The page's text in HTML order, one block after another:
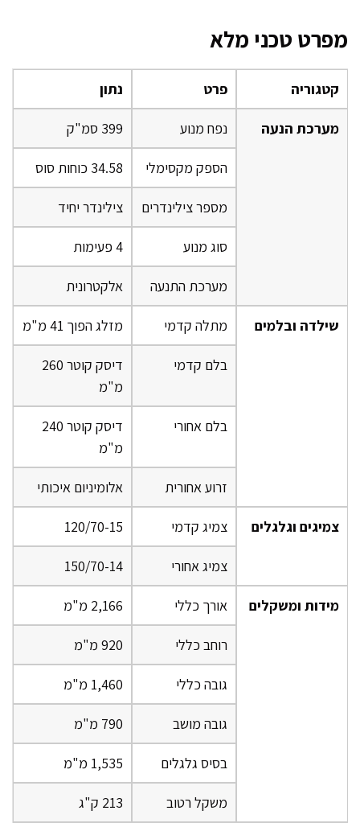
מפרט טכני מלא
קטגוריה פרט נתון
מערכת הנעה נפח מנוע 399 סמ"ק
הספק מקסימלי 34.58 כוחות סוס
מספר צילינדרים צילינדר יחיד
סוג מנוע 4 פעימות
מערכת התנעה אלקטרונית
שילדה ובלמים מתלה קדמי מזלג הפוך 41 מ"מ
בלם קדמי
דיסק קוטר 260
מ"מ
בלם אחורי
דיסק קוטר 240
מ"מ
זרוע אחורית אלומיניום איכותי
צמיגים וגלגלים צמיג קדמי 120/70-15
צמיג אחורי 150/70-14
מידות ומשקלים אורך כללי 2,166 מ"מ
רוחב כללי 920 מ"מ
גובה כללי 1,460 מ"מ
גובה מושב 790 מ"מ
בסיס גלגלים 1,535 מ"מ
משקל רטוב 213 ק"ג